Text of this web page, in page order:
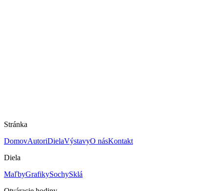
Stránka
DomovAutoriDielaVýstavyO násKontakt
Diela
MaľbyGrafikySochySklá